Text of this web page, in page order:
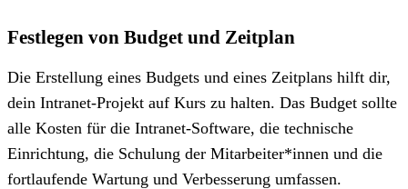
Festlegen von Budget und Zeitplan
Die Erstellung eines Budgets und eines Zeitplans hilft dir,
dein Intranet-Projekt auf Kurs zu halten. Das Budget sollte
alle Kosten für die Intranet-Software, die technische
Einrichtung, die Schulung der Mitarbeiter*innen und die
fortlaufende Wartung und Verbesserung umfassen.